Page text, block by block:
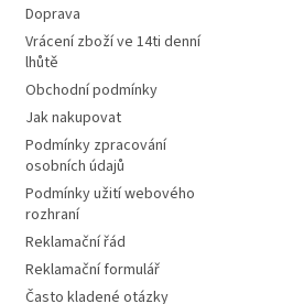
Doprava
Vrácení zboží ve 14ti denní
lhůtě
Obchodní podmínky
Jak nakupovat
Podmínky zpracování
osobních údajů
Podmínky užití webového
rozhraní
Reklamační řád
Reklamační formulář
Často kladené otázky